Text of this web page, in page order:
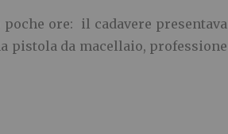
ore: il cadavere presentava
pistola da macellaio, professione